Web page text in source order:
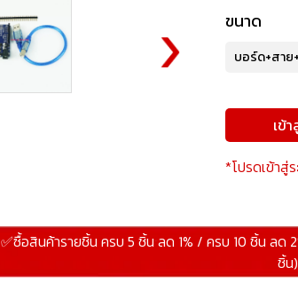
ขนาด
บอร์ด+สาย
เข้
*โปรดเข้าสู่
✅ซื้อสินค้ารายชิ้น ครบ 5 ชิ้น ลด 1% / ครบ 10 ชิ้น ลด
ชิ้น)